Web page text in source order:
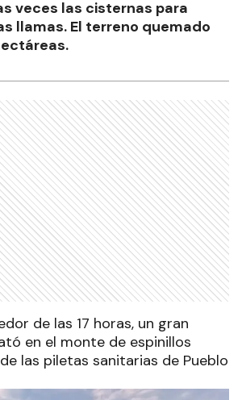
veces las cisternas para
llamas. El terreno quemado
de las 17 horas, un gran
en el monte de espinillos
las piletas sanitarias de Pueblo